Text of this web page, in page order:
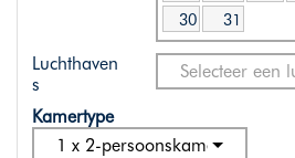
30
31
Luchthaven
s
Selecteer een
Kamertype
1 x 2-persoonskamer standaard